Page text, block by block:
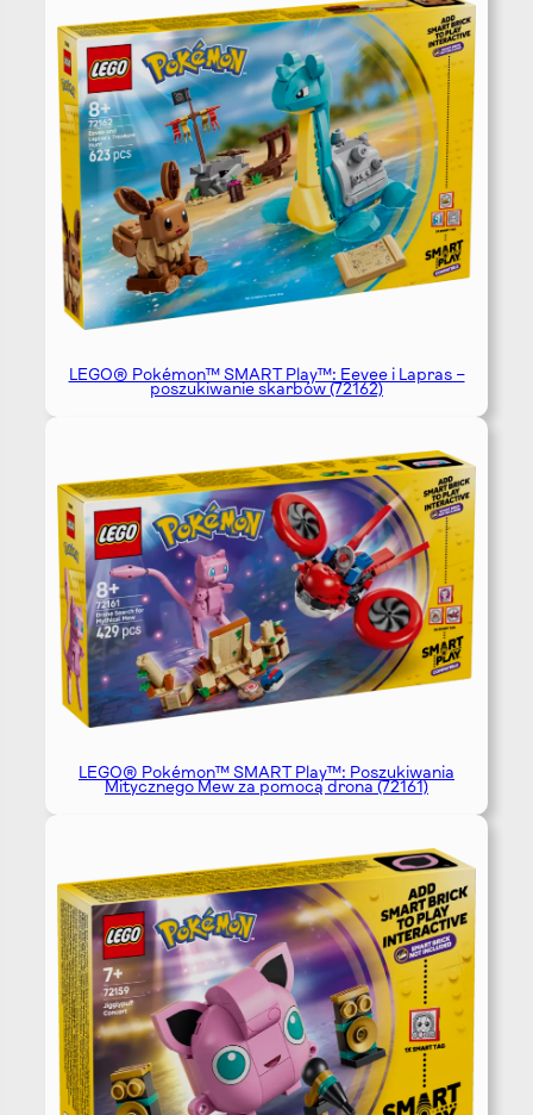
LEGO® Pokémon™ SMART Play™: Eevee i Lapras –
poszukiwanie skarbów (72162)
LEGO® Pokémon™ SMART Play™: Poszukiwania
Mitycznego Mew za pomocą drona (72161)